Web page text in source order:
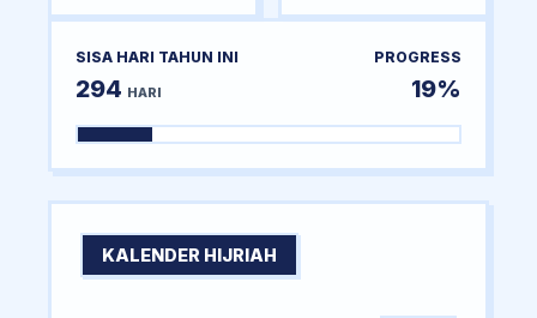
SISA HARI TAHUN INI
294 HARI
PROGRESS
19%
KALENDER HIJRIAH